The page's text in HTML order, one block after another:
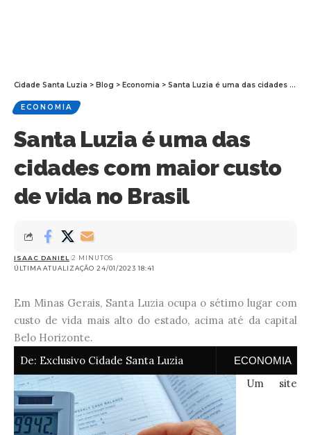
Cidade Santa Luzia > Blog > Economia > Santa Luzia é uma das cidades com maior custo de vida no Brasil
ECONOMIA
Santa Luzia é uma das
cidades com maior custo
de vida no Brasil
ÚLTIMA ATUALIZAÇÃO 24/01/2023 18:41
ISAAC DANIEL 2 MINUTOS
Em Minas Gerais, Santa Luzia ocupa o sétimo lugar com
custo de vida mais alto do estado, acima até da capital
Belo Horizonte.
De: Exclusivo Cidade Santa Luzia ECONOMIA
Um site